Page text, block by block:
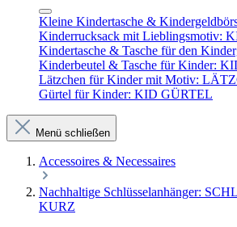
Kleine Kindertasche &
Kinderrucksack mit Lieblingsmotiv:
Kindertasche & Tasche für den
Kinderbeutel & Tasche für Kinder:
Lätzchen für Kinder mit Motiv:
Gürtel für Kinder: KID GÜRTEL
Menü schließen
Accessoires & Necessaires
Nachhaltige Schlüsselanhänger:
KURZ